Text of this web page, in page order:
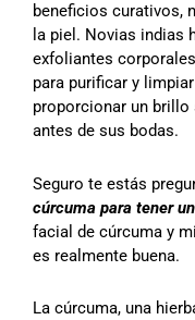
beneficios curativos,
la piel. Novias indias
exfoliantes
para purificar y
proporcionar un
antes de sus bodas.
Seguro te estás
cúrcuma para tener
facial de cúrcuma y
es realmente buena.
La cúrcuma, una